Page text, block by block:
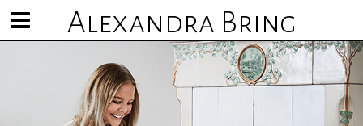
Alexandra Bring
Visa/göm
meny